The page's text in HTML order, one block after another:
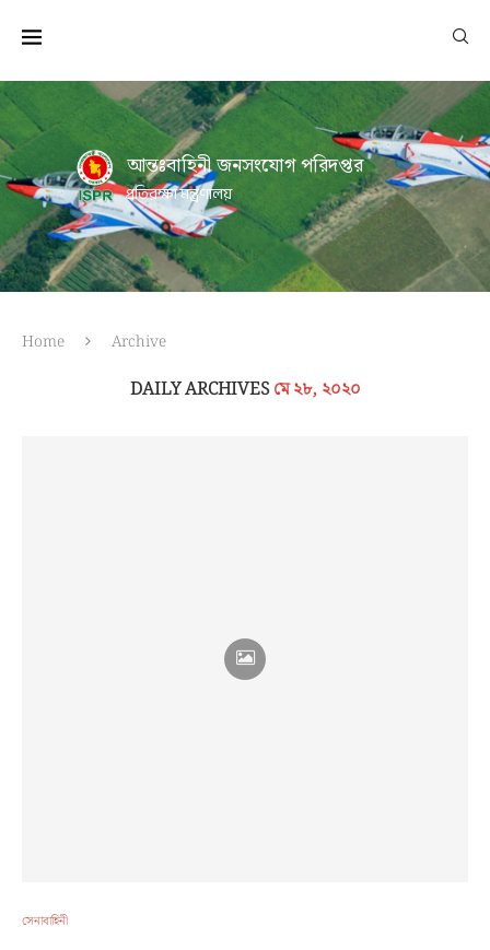
আন্তঃবাহিনী জনসংযোগ পরিদপ্তর
প্রতিরক্ষা মন্ত্রণালয়
Home Archive
DAILY ARCHIVES মে ২৮, ২০২০
সেনাবাহিনী